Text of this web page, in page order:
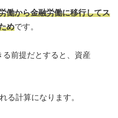
働から金融労働に移行してス
めです。
前提だとすると、資産
る計算になります。